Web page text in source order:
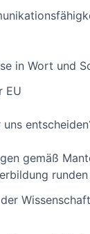
in Wort und
EU
gemäß